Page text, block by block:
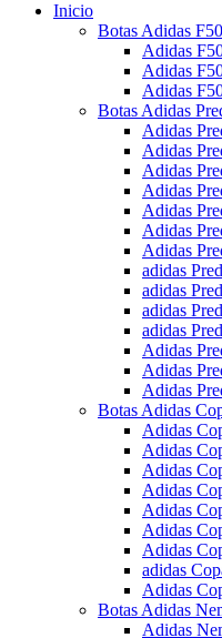
Inicio
Botas Adidas F50
Adidas
Adidas
Adidas
Botas Adidas
Adidas
Adidas
Adidas
Adidas
Adidas
Adidas
Adidas
adidas
adidas
adidas
adidas
Adidas
Adidas
Adidas
Botas Adidas
Adidas
Adidas
Adidas
Adidas
Adidas
Adidas
Adidas
adidas
Adidas
Botas Adidas
Adidas